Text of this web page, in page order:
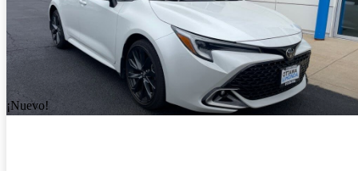
¡Nuevo!